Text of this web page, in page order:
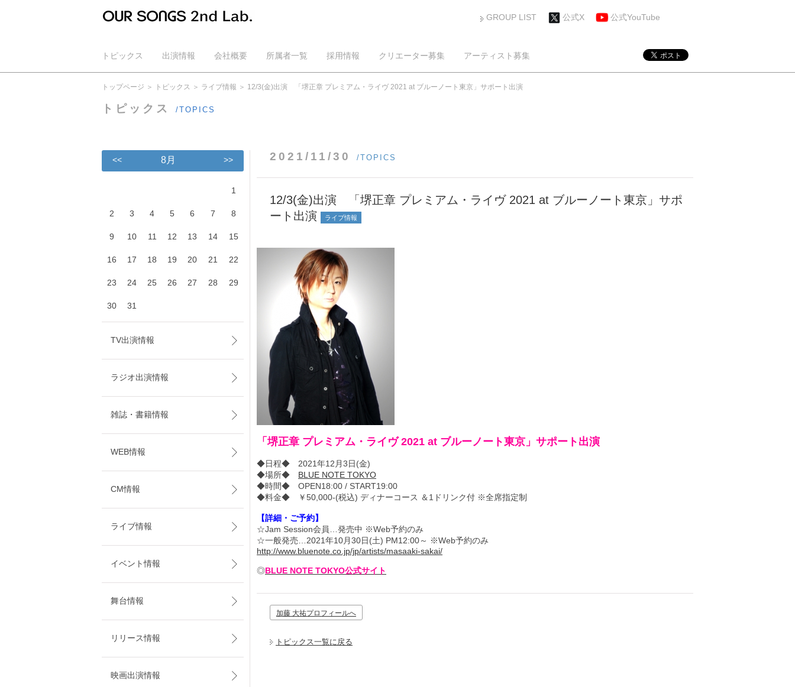
GROUP LIST 公式X 公式YouTube
トピックス 出演情報 会社概要 所属者一覧 採用情報 クリエーター募集
アーティスト募集
公式YouTube
トップページ トピックス ライブ情報 12/3(金)出演 「堺正章 プレミアム・ライヴ 2021 at ブルーノート東京」サポート出演
トピックス /TOPICS
2021/11/30 /TOPICS
12/3(金)出演 「堺正章 プレミアム・ライヴ 2021 at ブルーノート東京」サポ
ート出演
ライブ情報
「堺正章 プレミアム・ライヴ 2021 at ブルーノート東京」サポート出演
◆日程◆ 2021年12月3日(金)
◆場所◆ BLUE NOTE TOKYO
◆時間◆ OPEN18:00 / START19:00
◆料金◆ ￥50,000-(税込) ディナーコース ＆1ドリンク付 ※全席指定制
【詳細・ご予約】
☆Jam Session会員…発売中 ※Web予約のみ
☆一般発売…2021年10月30日(土) PM12:00～ ※Web予約のみ
http://www.bluenote.co.jp/jp/artists/masaaki-sakai/
◎BLUE NOTE TOKYO公式サイト
加藤 大祐プロフィールへ
トピックス一覧に戻る
<< 8月 >>
1
2 3 4 5 6 7 8
9 10 11 12 13 14 15
16 17 18 19 20 21 22
23 24 25 26 27 28 29
30 31
TV出演情報
ラジオ出演情報
雑誌・書籍情報
WEB情報
CM情報
ライブ情報
イベント情報
舞台情報
リリース情報
映画出演情報